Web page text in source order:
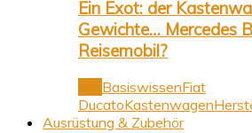
Ein Exot: der
Gewichte… Mercedes
Reisemobil?
BasiswissenFiat
DucatoKastenwagen
Ausrüstung & Zubehör